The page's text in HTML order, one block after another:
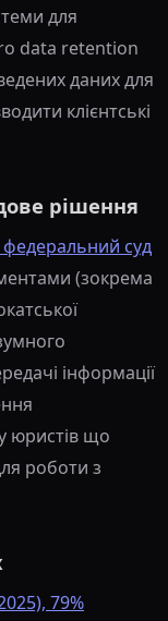
для
data retention
даних для
клієнтські
рішення
суд
(зокрема
інформації
юристів що
роботи з
79%